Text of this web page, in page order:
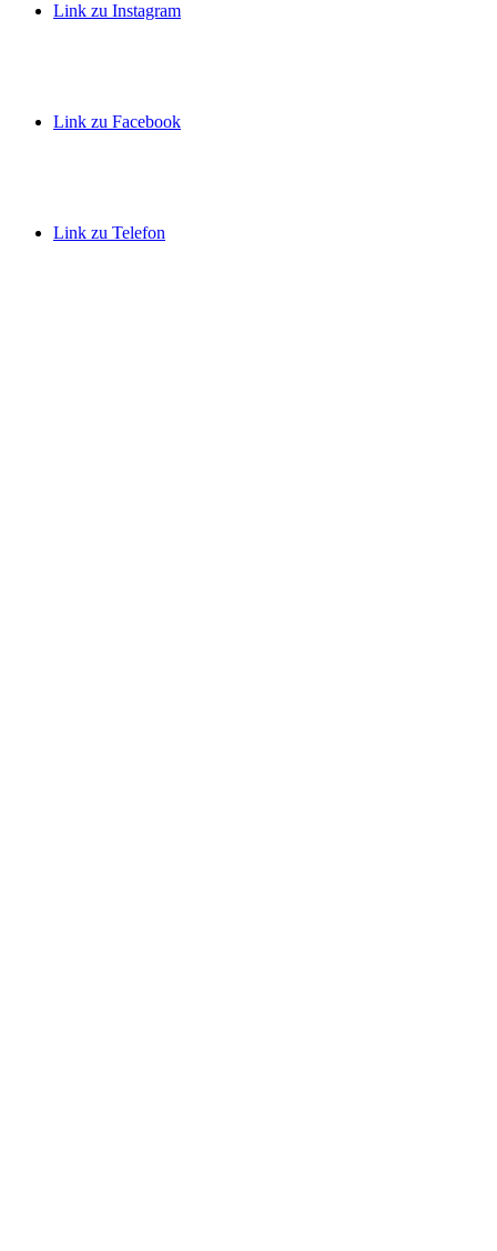
Link zu Instagram
Link zu Facebook
Link zu Telefon